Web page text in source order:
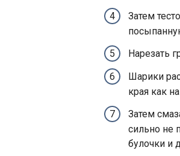
Затем
Нарезать
Шарики
края как
Затем
сильно не
булочки и